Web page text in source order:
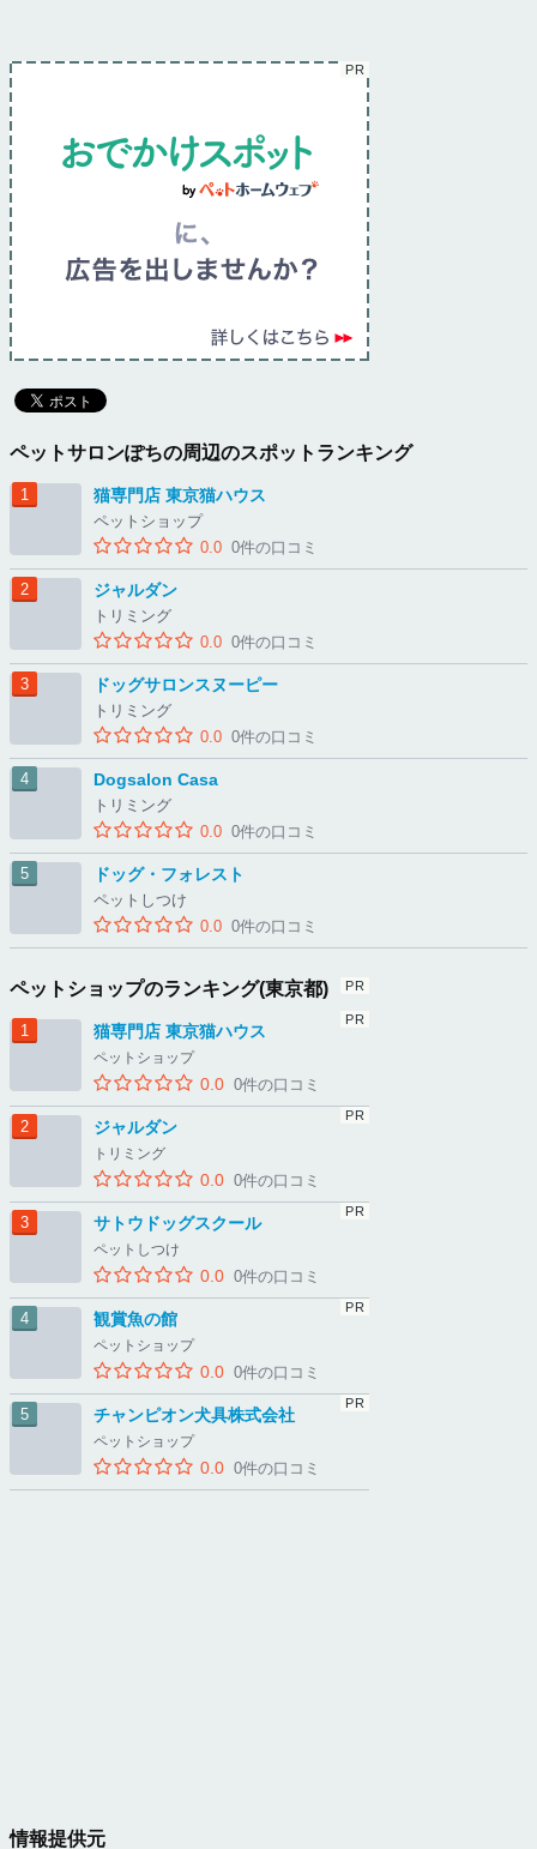
ペットサロンぽちの周辺のスポットランキング
猫専門店 東京猫ハウス
ペットショップ
0.0 0件の口コミ
ジャルダン
トリミング
0.0 0件の口コミ
ドッグサロンスヌーピー
トリミング
0.0 0件の口コミ
Dogsalon Casa
トリミング
0.0 0件の口コミ
ドッグ・フォレスト
ペットしつけ
0.0 0件の口コミ
ペットショップのランキング(東京都)
猫専門店 東京猫ハウス
ペットショップ
0.0 0件の口コミ
ジャルダン
トリミング
0.0 0件の口コミ
サトウドッグスクール
ペットしつけ
0.0 0件の口コミ
観賞魚の館
ペットショップ
0.0 0件の口コミ
チャンピオン犬具株式会社
ペットショップ
0.0 0件の口コミ
情報提供元